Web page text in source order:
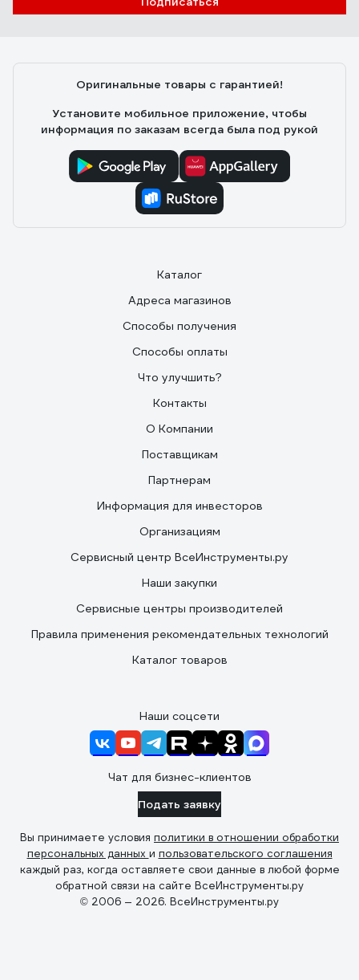
Оригинальные товары с гарантией!
Установите мобильное приложение, чтобы
информация по заказам всегда была под рукой
Каталог
Адреса магазинов
Способы получения
Способы оплаты
Что улучшить?
Контакты
О Компании
Поставщикам
Партнерам
Информация для инвесторов
Организациям
Сервисный центр ВсеИнструменты.ру
Наши закупки
Сервисные центры производителей
Правила применения рекомендательных технологий
Каталог товаров
Наши соцсети
Чат для бизнес-клиентов
Подать заявку
Вы принимаете условия политики в отношении обработки
персональных данных и пользовательского соглашения
каждый раз, когда оставляете свои данные в любой форме
обратной связи на сайте ВсеИнструменты.ру
© 2006 — 2026. ВсеИнструменты.ру